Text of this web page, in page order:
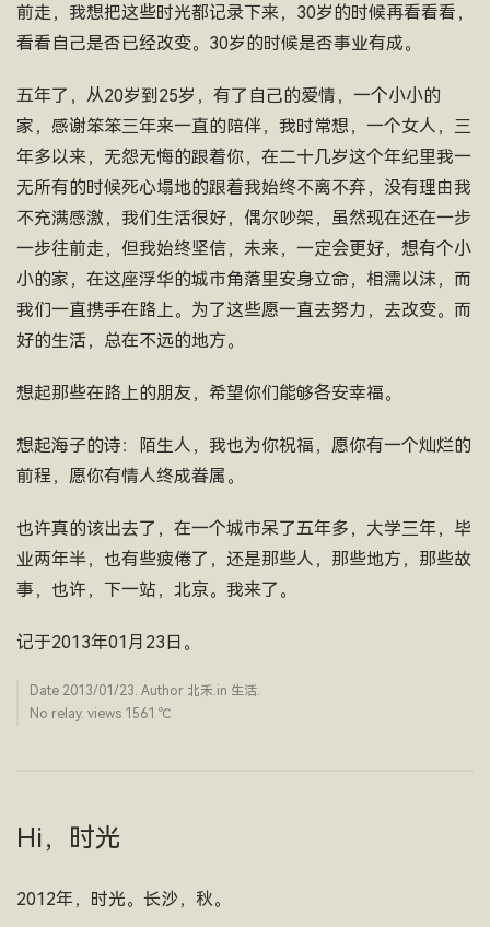
前走，我想把这些时光都记录下来，30岁的时候再看看看，
看看自己是否已经改变。30岁的时候是否事业有成。
五年了，从20岁到25岁，有了自己的爱情，一个小小的
家，感谢笨笨三年来一直的陪伴，我时常想，一个女人，三
年多以来，无怨无悔的跟着你，在二十几岁这个年纪里我一
无所有的时候死心塌地的跟着我始终不离不弃，没有理由我
不充满感激，我们生活很好，偶尔吵架，虽然现在还在一步
一步往前走，但我始终坚信，未来，一定会更好，想有个小
小的家，在这座浮华的城市角落里安身立命，相濡以沫，而
我们一直携手在路上。为了这些愿一直去努力，去改变。而
好的生活，总在不远的地方。
想起那些在路上的朋友，希望你们能够各安幸福。
想起海子的诗：陌生人，我也为你祝福，愿你有一个灿烂的
前程，愿你有情人终成眷属。
也许真的该出去了，在一个城市呆了五年多，大学三年，毕
业两年半，也有些疲倦了，还是那些人，那些地方，那些故
事，也许，下一站，北京。我来了。
记于2013年01月23日。
Date 2013/01/23. Author 北禾.in 生活.
No relay. views 1561 ­℃
Hi，时光
2012年，时光。长沙，秋。